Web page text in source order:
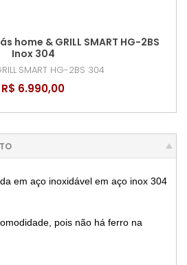
home & GRILL SMART HG-2BS
Inox 304
SMART HG-2BS 304
R$ 6.990,00
em aço inoxidável em aço inox 304
pois não há ferro na